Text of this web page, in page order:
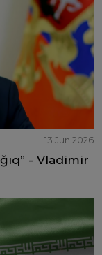
13 Jun 2026
- Vladimir